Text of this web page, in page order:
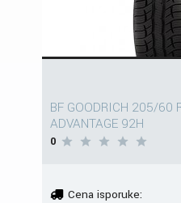
BF GOODRICH 205/60
ADVANTAGE 92H
0
Cena isporuke: